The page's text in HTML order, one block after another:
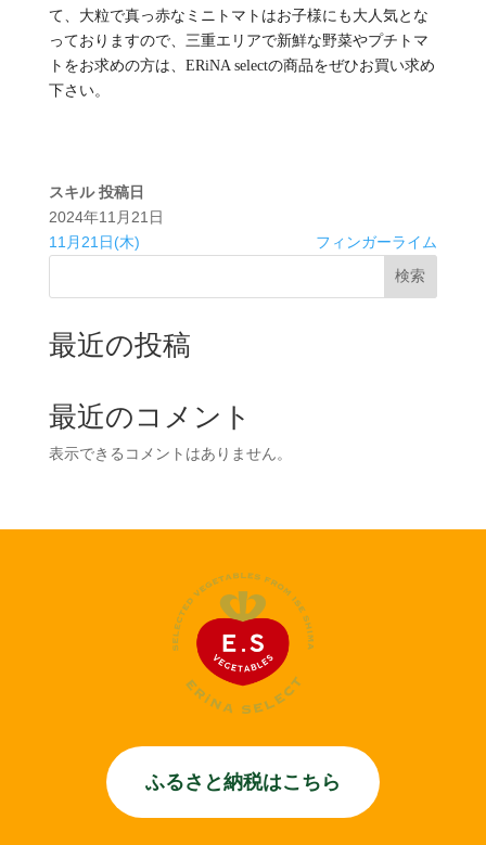
て、大粒で真っ赤なミニトマトはお子様にも大人気とな
っておりますので、三重エリアで新鮮な野菜やプチトマ
トをお求めの方は、ERiNA selectの商品をぜひお買い求め
下さい。
スキル 投稿日
2024年11月21日
11月21日(木)
フィンガーライム‍
検索
最近の投稿
最近のコメント
表示できるコメントはありません。
ふるさと納税はこちら